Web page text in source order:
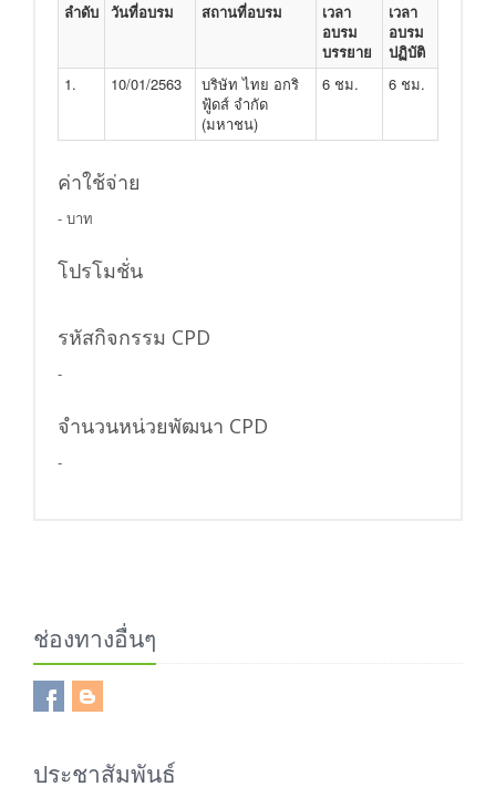
ลำดับ วันที่อบรม สถานที่อบรม
เวลา
อบรม
บรรยาย
เวลา
อบรม
ปฏิบัติ
1.
10/01/2563
บริษัท ไทย อกริ
ฟู้ดส์ จำกัด
(มหาชน)
6 ชม. 6 ชม.
ค่าใช้จ่าย
- บาท
โปรโมชั่น
รหัสกิจกรรม CPD
-
จำนวนหน่วยพัฒนา CPD
-
ช่องทางอื่นๆ
ประชาสัมพันธ์